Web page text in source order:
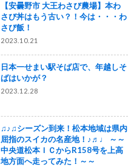
【安曇野市 大王わさび農場】本わ
さび丼はもう古い？！今は・・・わ
さび飯！
2023.10.21
日本一せまい駅そば店で、年越しそ
ばはいかが？
2023.12.28
♫♪♫シーズン到来！松本地域は県内
屈指のスイカの名産地！♪♬♩ ～～
中央道松本ＩＣからR158号を上高
地方面へ走ってみた！～～